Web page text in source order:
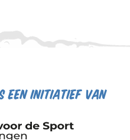
een initiatief van